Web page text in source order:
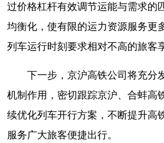
过价格杠杆有效调节运能与需求的
均衡化，使有限的运力资源服务更
列车运行时刻要求相对不高的旅客
下一步，京沪高铁公司将充分
机制作用，密切跟踪京沪、合蚌高
续优化列车开行方案，不断提升高
服务广大旅客便捷出行。